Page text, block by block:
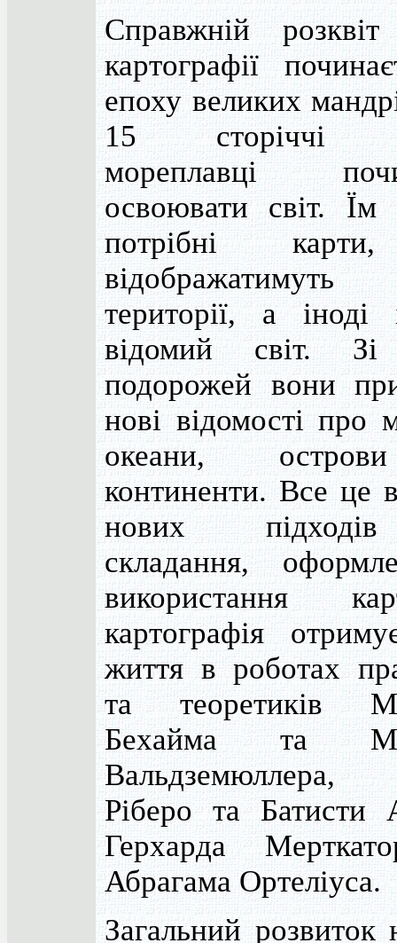
Справжній
картографії
епоху великих
15 сторіччі
мореплавці
освоювати світ. Їм
потрібні
відображатимуть
території, а іноді
відомий світ. Зі
подорожей вони
нові відомості про
океани,
континенти. Все це
нових
складання,
використання
картографія
життя в роботах
та теоретиків
Бехайма та
Вальдземюллера,
Ріберо та Батисти
Герхарда
Абрагама Ортеліуса.
Загальний розвиток